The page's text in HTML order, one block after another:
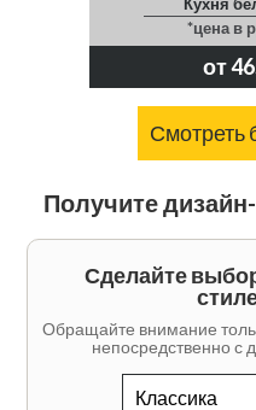
*цена в
от
Смотреть
Получите
Сделайте
Обращайте внимание
непосредственно с
Классика